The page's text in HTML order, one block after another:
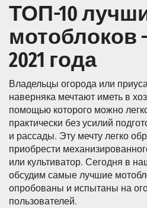
ТОП-10
мотоблоков
2021 года
Владельцы огорода или
наверняка мечтают иметь в
помощью которого можно
практически без усилий
и рассады. Эту мечту легко
приобрести
или культиватор. Сегодня в
обсудим самые лучшие
опробованы и испытаны на
пользователей.